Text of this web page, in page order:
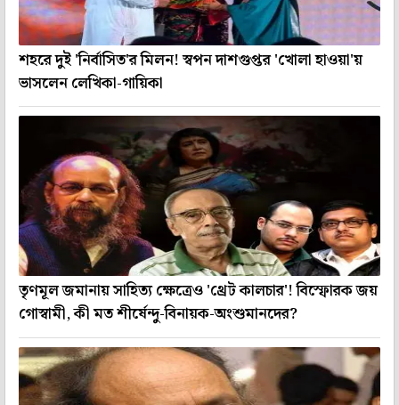
শহরে দুই 'নির্বাসিত'র মিলন! স্বপন দাশগুপ্তর 'খোলা হাওয়া'য়
ভাসলেন লেখিকা-গায়িকা
তৃণমূল জমানায় সাহিত্য ক্ষেত্রেও 'থ্রেট কালচার'! বিস্ফোরক জয়
গোস্বামী, কী মত শীর্ষেন্দু-বিনায়ক-অংশুমানদের?